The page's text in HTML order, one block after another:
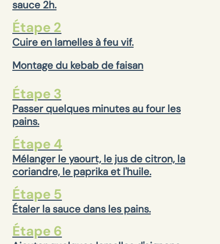
sauce 2h.
Étape 2
Cuire en lamelles à feu vif.
Montage du kebab de faisan
Étape 3
Passer quelques minutes au four les
pains.
Étape 4
Mélanger le yaourt, le jus de citron, la
coriandre, le paprika et l'huile.
Étape 5
Étaler la sauce dans les pains.
Étape 6